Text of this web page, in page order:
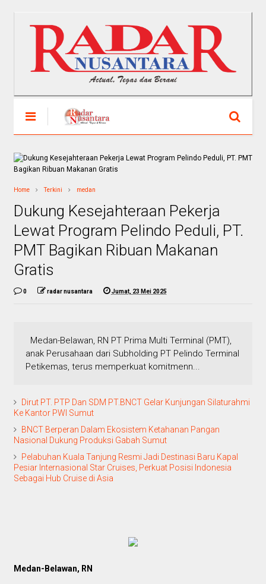
Home Terkini medan
Dukung Kesejahteraan Pekerja
Lewat Program Pelindo Peduli, PT.
PMT Bagikan Ribuan Makanan
Gratis
0 radar nusantara Jumat, 23 Mei 2025
Medan-Belawan, RN PT Prima Multi Terminal (PMT),
anak Perusahaan dari Subholding PT Pelindo Terminal
Petikemas, terus memperkuat komitmenn...
Dirut PT. PTP Dan SDM PT.BNCT Gelar Kunjungan Silaturahmi
Ke Kantor PWI Sumut
BNCT Berperan Dalam Ekosistem Ketahanan Pangan
Nasional Dukung Produksi Gabah Sumut
Pelabuhan Kuala Tanjung Resmi Jadi Destinasi Baru Kapal
Pesiar Internasional Star Cruises, Perkuat Posisi Indonesia
Sebagai Hub Cruise di Asia
Medan-Belawan, RN